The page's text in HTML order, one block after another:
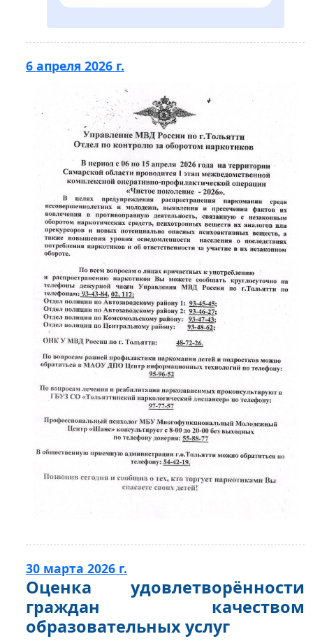
6 апреля 2026 г.
30 марта 2026 г.
Оценка удовлетворённости
граждан качеством
образовательных услуг